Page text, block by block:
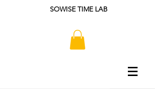
SOWISE TIME LAB